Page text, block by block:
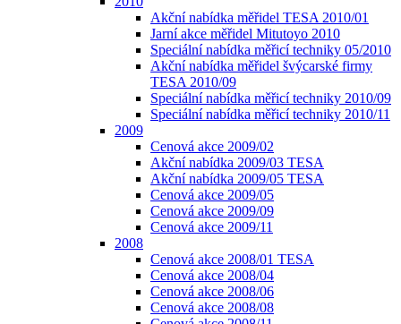
Akční nabídka měřidel TESA 2010/01
Jarní akce měřidel Mitutoyo 2010
Speciální nabídka měřicí techniky 05/2010
Akční nabídka měřidel švýcarské firmy
TESA 2010/09
Speciální nabídka měřicí techniky 2010/09
Speciální nabídka měřicí techniky 2010/11
2009
Cenová akce 2009/02
Akční nabídka 2009/03 TESA
Akční nabídka 2009/05 TESA
Cenová akce 2009/05
Cenová akce 2009/09
Cenová akce 2009/11
2008
Cenová akce 2008/01 TESA
Cenová akce 2008/04
Cenová akce 2008/06
Cenová akce 2008/08